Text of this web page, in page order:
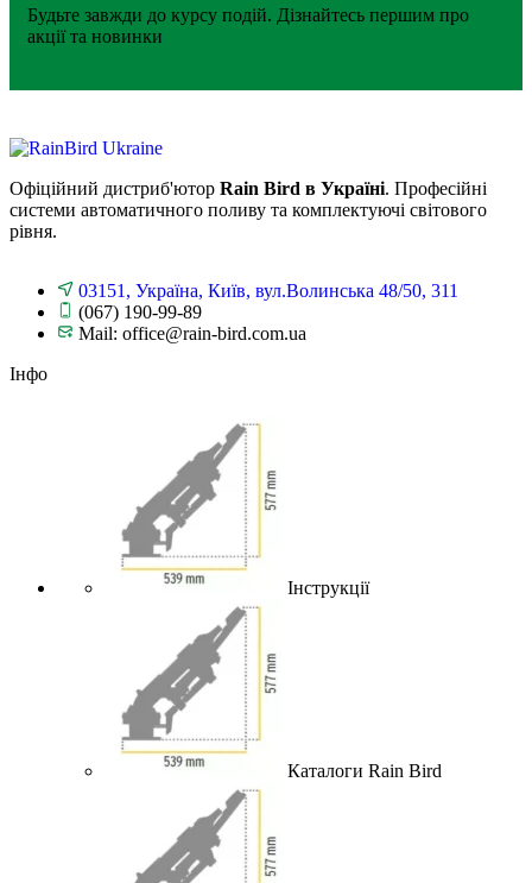
Будьте завжди до курсу подій. Дізнайтесь першим про
акції та новинки
Офіційний дистриб'ютор Rain Bird в Україні. Професійні
системи автоматичного поливу та комплектуючі світового
рівня.
03151, Україна, Київ, вул.Волинська 48/50, 311
(067) 190-99-89
Mail: office@rain-bird.com.ua
Інфо
Інструкції
Каталоги Rain Bird